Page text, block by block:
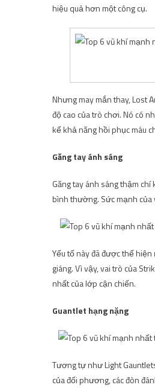
hiệu quả hơn một công cụ.
Nhưng may mắn thay, Lost
độ cao của trò chơi. Nó có
kể khả năng hồi phục máu
Găng tay ánh sáng
Găng tay ánh sáng thậm
bình thường. Sức mạnh của
Yếu tố này đã được thể
giáng. Vì vậy, vai trò của
nhất của lớp cận chiến.
Guantlet hạng nặng
Tương tự như Light
của đối phương, các đòn